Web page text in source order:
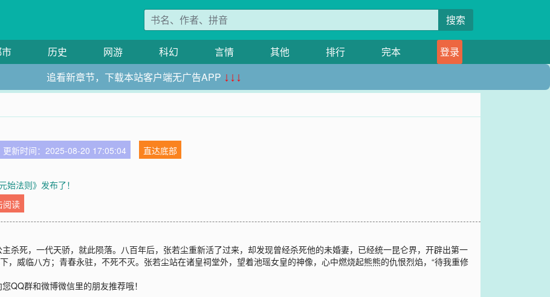
搜索
历史 网游 科幻 言情 其他 排行 完本
登录
追看新章节，下载本站客户端无广告APP ↓↓↓
更新时间：2025-08-20 17:05:04
直达底部
始法则》发布了！
阅读
杀死，一代天骄，就此陨落。八百年后，张若尘重新活了过来，却发现曾经杀死他的未婚妻，已经统一昆仑界，开辟出第一
威临八方；青春永驻，不死不灭。张若尘站在诸皇祠堂外，望着池瑶女皇的神像，心中燃烧起熊熊的仇恨烈焰，“待我重修
QQ群和微博微信里的朋友推荐哦！